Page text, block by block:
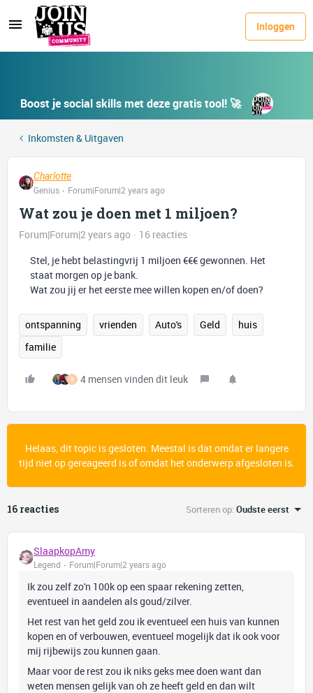
Inloggen
Boost je social skills met deze gratis tool! 🚀
Inkomsten & Uitgaven
Charlotte
Genius
Forum|Forum|2 years ago
Wat zou je doen met 1 miljoen?
Forum|Forum|2 years ago
16 reacties
Stel, je hebt belastingvrij 1 miljoen €€€ gewonnen. Het
staat morgen op je bank.
Wat zou jij er het eerste mee willen kopen en/of doen?
ontspanning vrienden Auto's Geld
huis
familie
B 4 mensen vinden dit leuk
Helaas, dit topic is gesloten. Meestal is dat omdat er langere
tijd niet op gereageerd is of omdat het onderwerp afgesloten is.
16 reacties Sorteren op:Oudste eerst
SlaapkopAmy
Legend Forum|Forum|2 years ago
Ik zou zelf zo'n 100k op een spaar rekening zetten,
eventueel in aandelen als goud/zilver.
Het rest van het geld zou ik eventueel een huis van kunnen
kopen en of verbouwen, eventueel mogelijk dat ik ook voor
mij rijbewijs zou kunnen gaan.
Maar voor de rest zou ik niks geks mee doen want dan
weten mensen gelijk van oh ze heeft geld en dan wilt